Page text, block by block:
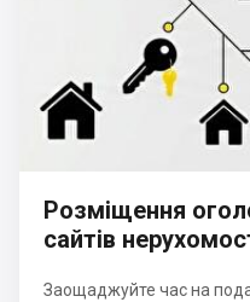
Розміщення
сайтів
Заощаджуйте час на